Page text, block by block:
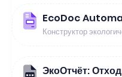
EcoDoc
Конструктор
ЭкоОтчёт: